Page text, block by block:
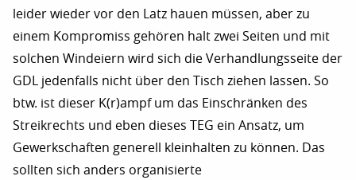
leider wieder vor den Latz hauen müssen, aber zu
einem Kompromiss gehören halt zwei Seiten und mit
solchen Windeiern wird sich die Verhandlungsseite der
GDL jedenfalls nicht über den Tisch ziehen lassen. So
btw. ist dieser K(r)ampf um das Einschränken des
Streikrechts und eben dieses TEG ein Ansatz, um
Gewerkschaften generell kleinhalten zu können. Das
sollten sich anders organisierte